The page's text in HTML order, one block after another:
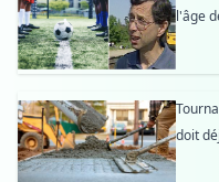
l'âge
doit